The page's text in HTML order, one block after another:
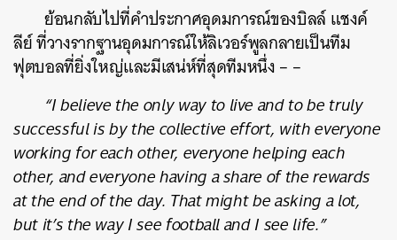
ย้อนกลับไปที่คำประกาศอุดมการณ์ของบิลล์แชงค์
ลีย์ที่วางรากฐานอุดมการณ์ให้ลิเวอร์พูลกลายเป็นทีม
ฟุตบอลที่ยิ่งใหญ่และมีเสน่ห์ที่สุดทีมหนึ่ง– –
“I believe the only way to live and to be truly
successful is by the collective effort, with everyone
working for each other, everyone helping each
other, and everyone having a share of the rewards
at the end of the day. That might be asking a lot,
but it’s the way I see football and I see life.”